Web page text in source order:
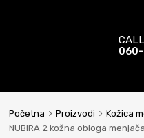
Početna Proizvodi Kožica
NUBIRA 2 kožna obloga